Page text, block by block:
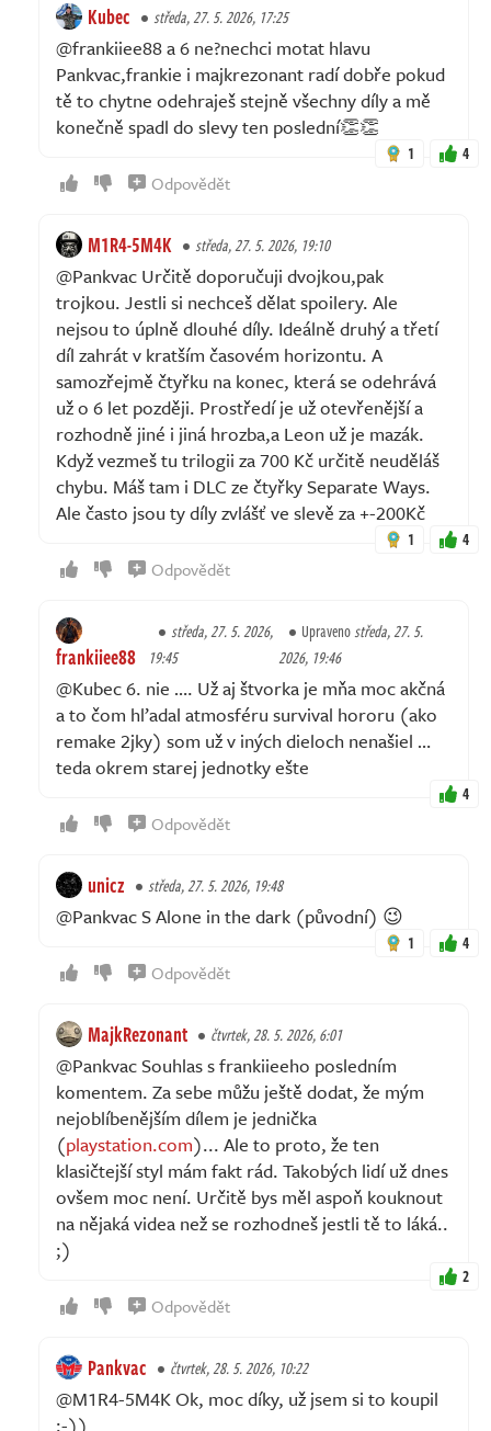
Kubec středa, 27. 5. 2026, 17:25
@frankiiee88 a 6 ne?nechci motat hlavu
Pankvac,frankie i majkrezonant radí dobře pokud
tě to chytne odehraješ stejně všechny díly a mě
konečně spadl do slevy ten poslední👏👏
1 4
Odpovědět
M1R4-5M4K středa, 27. 5. 2026, 19:10
@Pankvac Určitě doporučuji dvojkou,pak
trojkou. Jestli si nechceš dělat spoilery. Ale
nejsou to úplně dlouhé díly. Ideálně druhý a třetí
díl zahrát v kratším časovém horizontu. A
samozřejmě čtyřku na konec, která se odehrává
už o 6 let později. Prostředí je už otevřenější a
rozhodně jiné i jiná hrozba,a Leon už je mazák.
Když vezmeš tu trilogii za 700 Kč určitě neuděláš
chybu. Máš tam i DLC ze čtyřky Separate Ways.
Ale často jsou ty díly zvlášť ve slevě za +-200Kč
1 4
Odpovědět
frankiiee88
středa, 27. 5. 2026,
19:45
Upravenostředa, 27. 5.
2026, 19:46
@Kubec 6. nie …. Už aj štvorka je mňa moc akčná
a to čom hľadal atmosféru survival hororu (ako
remake 2jky) som už v iných dieloch nenašiel …
teda okrem starej jednotky ešte
4
Odpovědět
unicz středa, 27. 5. 2026, 19:48
@Pankvac S Alone in the dark (původní) 😉
1 4
Odpovědět
MajkRezonant čtvrtek, 28. 5. 2026, 6:01
@Pankvac Souhlas s frankiieeho posledním
komentem. Za sebe můžu ještě dodat, že mým
nejoblíbenějším dílem je jednička
(playstation.com)... Ale to proto, že ten
klasičtejší styl mám fakt rád. Takobých lidí už dnes
ovšem moc není. Určitě bys měl aspoň kouknout
na nějaká videa než se rozhodneš jestli tě to láká..
;)
2
Odpovědět
Pankvac čtvrtek, 28. 5. 2026, 10:22
@M1R4-5M4K Ok, moc díky, už jsem si to koupil
:-))